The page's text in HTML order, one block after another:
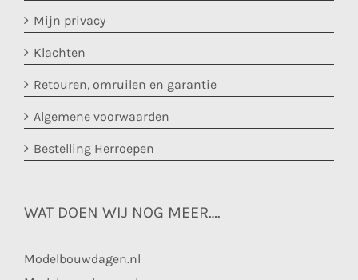
Mijn privacy
Klachten
Retouren, omruilen en garantie
Algemene voorwaarden
Bestelling Herroepen
WAT DOEN WIJ NOG MEER….
Modelbouwdagen.nl